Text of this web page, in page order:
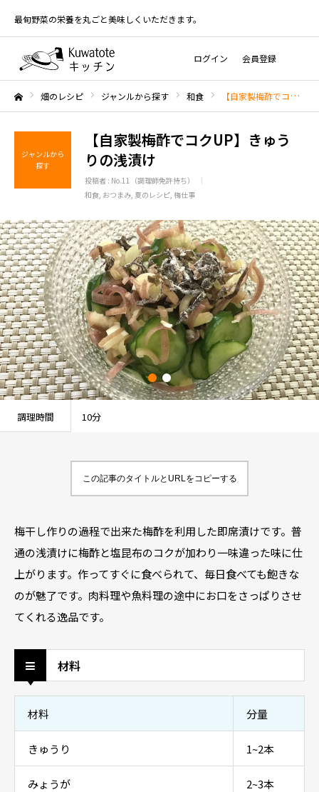
最旬野菜の栄養を丸ごと美味しくいただきます。
ログイン 会員登録
畑のレシピ ジャンルから探す 和食 【自家製梅酢でコクUP】きゅうりの浅漬け
ジャンルから
探す
【自家製梅酢でコクUP】きゅう
りの浅漬け
投稿者 : No.11（調理師免許持ち）
和食 おつまみ 夏のレシピ 梅仕事
調理時間 10分
この記事のタイトルとURLをコピーする
梅干し作りの過程で出来た梅酢を利用した即席漬けです。普
通の浅漬けに梅酢と塩昆布のコクが加わり一味違った味に仕
上がります。作ってすぐに食べられて、毎日食べても飽きな
のが魅了です。肉料理や魚料理の途中にお口をさっぱりさせ
てくれる逸品です。
材料
材料 分量
きゅうり 1~2本
みょうが 2~3本